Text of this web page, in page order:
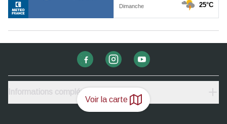
Voir la carte
Informations complémentaires